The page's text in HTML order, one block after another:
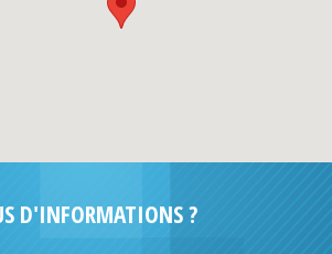
D'INFORMATIONS ?